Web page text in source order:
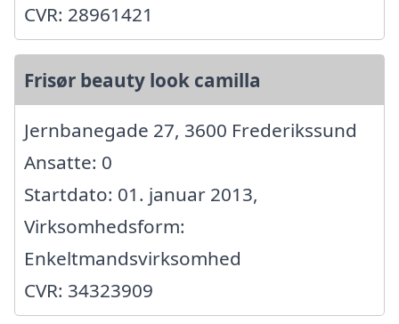
CVR: 28961421
Frisør beauty look camilla
Jernbanegade 27, 3600 Frederikssund
Ansatte: 0
Startdato: 01. januar 2013,
Virksomhedsform:
Enkeltmandsvirksomhed
CVR: 34323909